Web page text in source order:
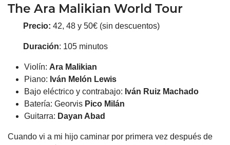
The Ara Malikian World Tour
Precio: 42, 48 y 50€ (sin descuentos)
Duración: 105 minutos
Violín: Ara Malikian
Piano: Iván Melón Lewis
Bajo eléctrico y contrabajo: Iván Ruiz Machado
Batería: Georvis Pico Milán
Guitarra: Dayan Abad
Cuando vi a mi hijo caminar por primera vez después de